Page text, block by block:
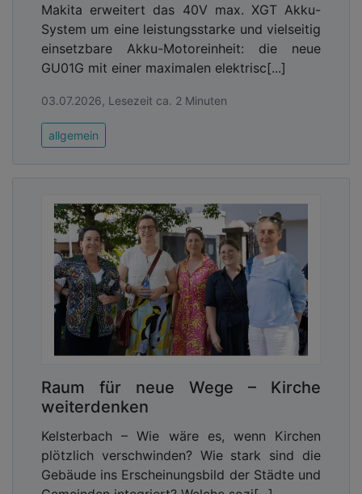
Makita erweitert das 40V max. XGT Akku-
System um eine leistungsstarke und vielseitig
einsetzbare Akku-Motoreinheit: die neue
GU01G mit einer maximalen elektrisc[...]
03.07.2026, Lesezeit ca. 2 Minuten
allgemein
Raum für neue Wege – Kirche
weiterdenken
Kelsterbach – Wie wäre es, wenn Kirchen
plötzlich verschwinden? Wie stark sind die
Gebäude ins Erscheinungsbild der Städte und